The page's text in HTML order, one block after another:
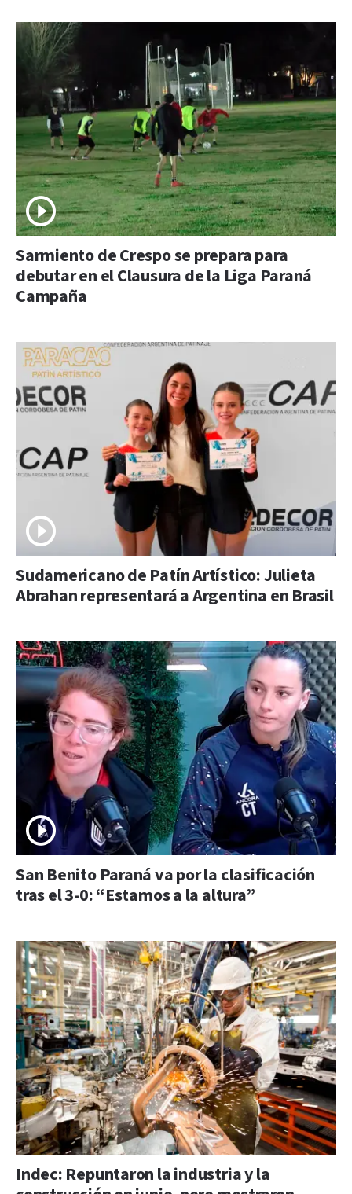
Sarmiento de Crespo se prepara para
debutar en el Clausura de la Liga Paraná
Campaña
Sudamericano de Patín Artístico: Julieta
Abrahan representará a Argentina en Brasil
San Benito Paraná va por la clasificación
tras el 3-0: “Estamos a la altura”
Indec: Repuntaron la industria y la